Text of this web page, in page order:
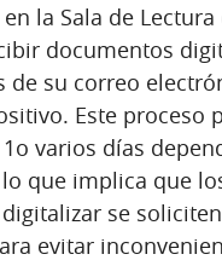
la Sala de Lectura
documentos
de su correo
Este proceso
varios días
que implica que
se
evitar